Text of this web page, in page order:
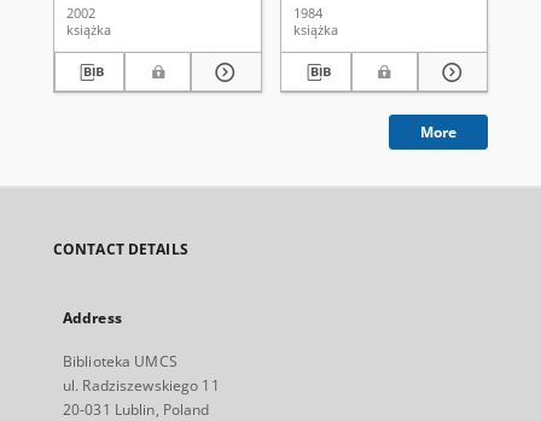
2002
książka
1984
książka
More
CONTACT DETAILS
Address
Biblioteka UMCS
ul. Radziszewskiego 11
20-031 Lublin, Poland